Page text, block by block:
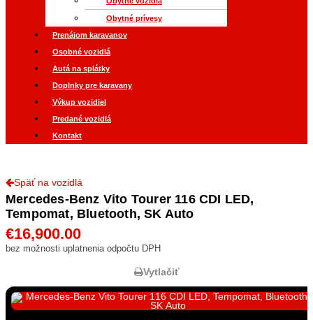
Obytné prívesy
Prenájom karavanov
Osobné vozidlá
Autá na splátky
Doplnky pre karavany
Výkup vozidiel
Predané vozidlá
Kontakt
Späť na vozidlá
Mercedes-Benz Vito Tourer 116 CDI LED,
Tempomat, Bluetooth, SK Auto
€16,900.00
bez možnosti uplatnenia odpočtu DPH
Vytlačiť